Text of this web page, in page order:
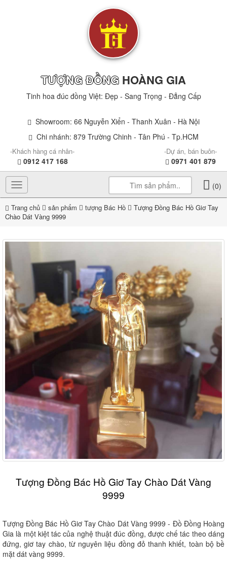
TƯỢNG ĐỒNG HOÀNG GIA
Tinh hoa đúc đồng Việt: Đẹp - Sang Trọng - Đẳng Cấp
Showroom: 66 Nguyễn Xiển - Thanh Xuân - Hà Nội
Chi nhánh: 879 Trường Chinh - Tân Phú - Tp.HCM
-Khách hàng cá nhân-
0912 417 168
-Dự án, bán buôn-
0971 401 879
Toggle
navigation
(0)
Trang chủ sản phẩm tượng Bác Hồ
Tượng Đồng Bác Hồ Giơ Tay
Chào Dát Vàng 9999
Tượng Đồng Bác Hồ Giơ Tay Chào Dát Vàng
9999
Tượng Đồng Bác Hồ Giơ Tay Chào Dát Vàng 9999 - Đồ Đồng Hoàng
Gia là một kiệt tác của nghệ thuật đúc đồng, được chế tác theo dáng
đứng, giơ tay chào, từ nguyên liệu đồng đỏ thanh khiết, toàn bộ bề
mặt dát vàng 9999.